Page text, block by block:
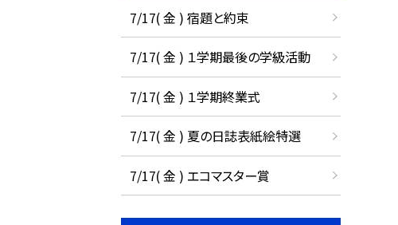
7/17( 金 ) 宿題と約束
7/17( 金 ) １学期最後の学級活動
7/17( 金 ) １学期終業式
7/17( 金 ) 夏の日誌表紙絵特選
7/17( 金 ) エコマスター賞